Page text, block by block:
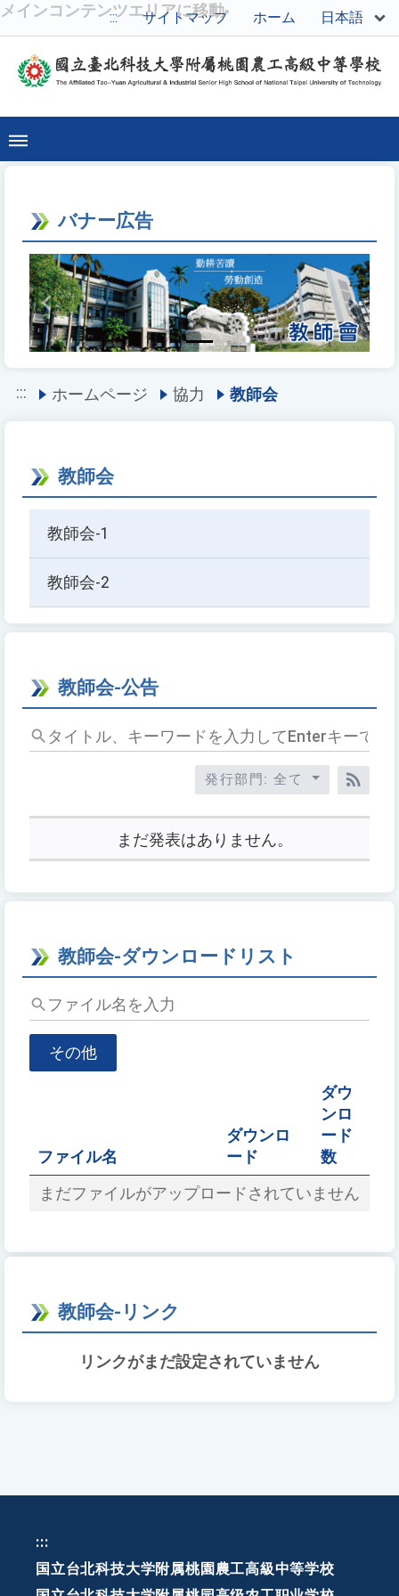
メインコンテンツエリアに移動
::: サイトマップ ホーム 日本語
バナー広告
Previous Next
::: ホームページ 協力 教師会
教師会
教師会-1
教師会-2
教師会-公告
タ
イ
キ
ワ
ド
入
力
て
ー
発行部門: 全て
RSS
まだ発表はありません。
教師会-ダウンロードリスト
フ
ァ
力
その他
ファイル名
ダウンロ
ード
ダウ
ンロ
ード
数
まだファイルがアップロードされていません
教師会-リンク
リンクがまだ設定されていません
:::
国立台北科技大学附属桃園農工高級中等学校